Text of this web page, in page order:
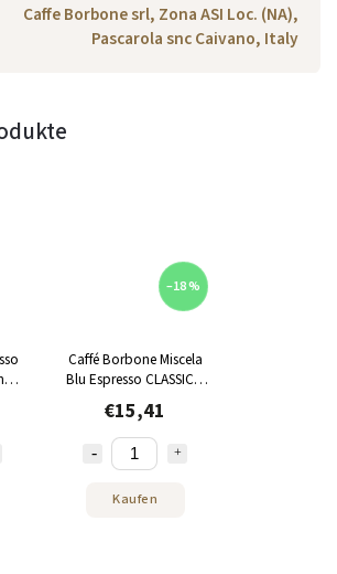
Caffe Borbone srl, Zona ASI Loc. (NA),
Pascarola snc Caivano, Italy
–18 %
Caffé Borbone Miscela
Blu Espresso CLASSICO
Kaffeebohnen 1 kg
€15,41
Kaufen